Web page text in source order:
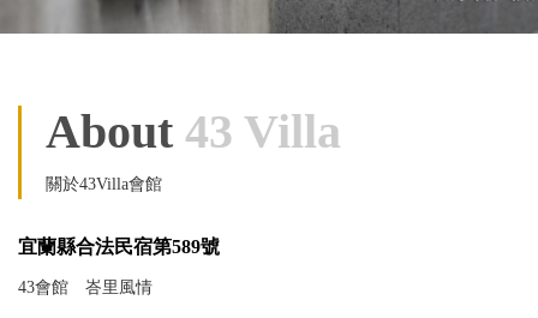
About43 Villa
關於43Villa會館
宜蘭縣合法民宿第589號
43會館 峇里風情